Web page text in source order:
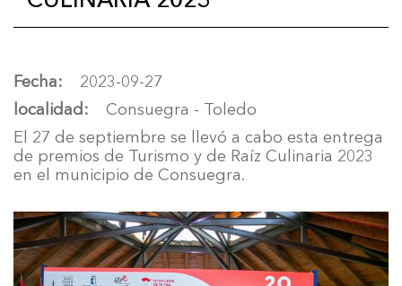
Fecha
2023-09-27
localidad
Consuegra - Toledo
El 27 de septiembre se llevó a cabo esta entrega
de premios de Turismo y de Raíz Culinaria 2023
en el municipio de Consuegra.